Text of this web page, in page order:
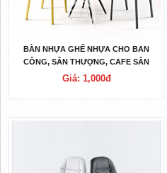
BÀN NHỰA GHẾ NHỰA CHO BAN
CÔNG, SÂN THƯỢNG, CAFE SÂN
VƯỜN
Giá: 1,000đ